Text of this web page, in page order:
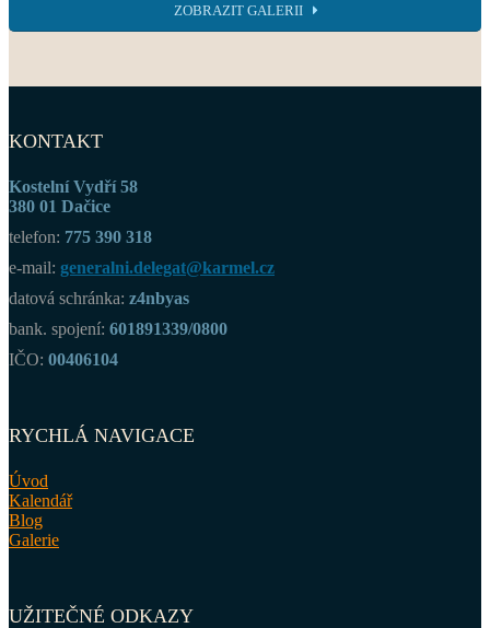
ZOBRAZIT GALERII
KONTAKT
Kostelní Vydří 58
380 01 Dačice
telefon: 775 390 318
e-mail: generalni.delegat@karmel.cz
datová schránka: z4nbyas
bank. spojení: 601891339/0800
IČO: 00406104
RYCHLÁ NAVIGACE
Úvod
Kalendář
Blog
Galerie
UŽITEČNÉ ODKAZY